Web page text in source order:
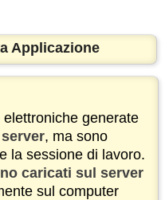
Applicazione
generate
, ma sono
la sessione di lavoro.
caricati sul server
sul computer